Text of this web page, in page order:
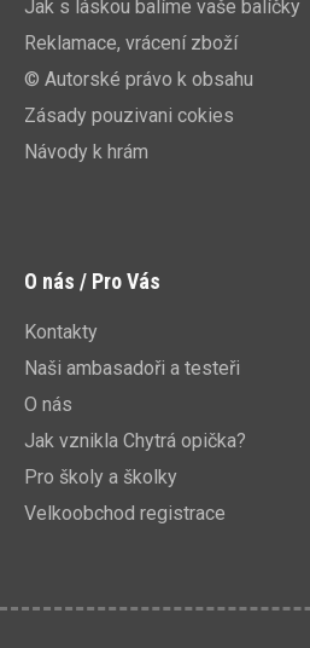
Jak s láskou balíme vaše balíčky
Reklamace, vrácení zboží
© Autorské právo k obsahu
Zásady pouzivani cokies
Návody k hrám
O nás / Pro Vás
Kontakty
Naši ambasadoři a testeři
O nás
Jak vznikla Chytrá opička?
Pro školy a školky
Velkoobchod registrace